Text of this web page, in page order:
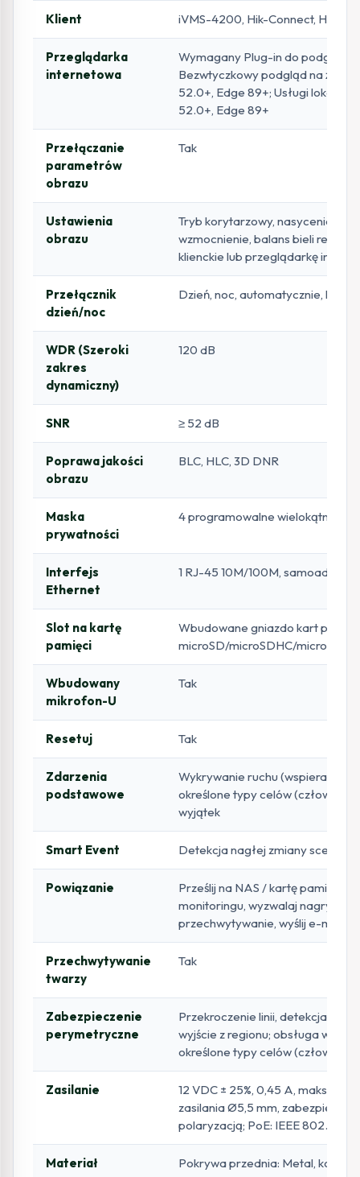
Klient iVMS-4200, Hik-Connect, Hik-
Przeglądarka
internetowa
Wymagany Plug-in do podglądu
Bezwtyczkowy podgląd na
52.0+, Edge 89+; Usługi
52.0+, Edge 89+
Przełączanie
parametrów
obrazu
Tak
Ustawienia
obrazu
Tryb korytarzowy, nasycenie,
wzmocnienie, balans bieli
klienckie lub przeglądarkę
Przełącznik
dzień/noc
Dzień, noc, automatycznie,
WDR (Szeroki
zakres
dynamiczny)
120 dB
SNR ≥ 52 dB
Poprawa jakości
obrazu
BLC, HLC, 3D DNR
Maska
prywatności
4 programowalne wielokątne
Interfejs
Ethernet
1 RJ-45 10M/100M,
Slot na kartę
pamięci
Wbudowane gniazdo kart
microSD/microSDHC/
Wbudowany
mikrofon-U
Tak
Resetuj Tak
Zdarzenia
podstawowe
Wykrywanie ruchu (wspieranie
określone typy celów (człowiek/
wyjątek
Smart Event Detekcja nagłej zmiany sceny
Powiązanie
Prześlij na NAS / kartę pamięci /
monitoringu, wyzwalaj
przechwytywanie, wyślij e-mail
Przechwytywanie
twarzy
Tak
Zabezpieczenie
perymetryczne
Przekroczenie linii, detekcja
wyjście z regionu; obsługa
określone typy celów (człowiek i
Zasilanie
12 VDC ± 25%, 0,45 A, maks. 5,5
zasilania Ø5,5 mm,
polaryzacją; PoE: IEEE 802.3af,
Materiał Pokrywa przednia: Metal,